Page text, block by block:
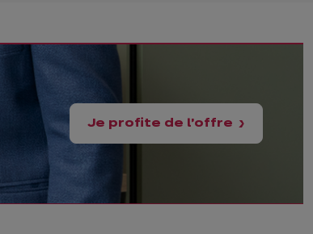
Je profite de l'offre